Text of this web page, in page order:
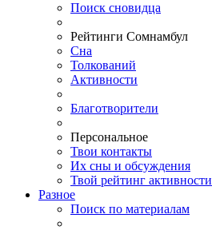
Поиск сновидца
Рейтинги Сомнамбул
Сна
Толкований
Активности
Благотворители
Персональное
Твои контакты
Их сны и обсуждения
Твой рейтинг активности
Разное
Поиск по материалам